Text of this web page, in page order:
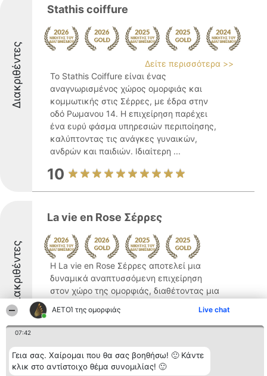
ΑΕΤΟΊ της ομορφιάς Live chat
07:42
Γεια σας. Χαίρομαι που θα σας βοηθήσω! 🙂 Κάντε
κλικ στο αντίστοιχο θέμα συνομιλίας! 🙂
Διακριθέντες
Stathis coiffure
Δείτε περισσότερα >>
Το Stathis Coiffure είναι ένας
αναγνωρισμένος χώρος ομορφιάς και
κομμωτικής στις Σέρρες, με έδρα στην
οδό Ρωμανου 14. Η επιχείρηση παρέχει
ένα ευρύ φάσμα υπηρεσιών περιποίησης,
καλύπτοντας τις ανάγκες γυναικών,
ανδρών και παιδιών. Ιδιαίτερη ...
10
Διακριθέντες
La vie en Rose Σέρρες
Η La vie en Rose Σέρρες αποτελεί μια
δυναμικά αναπτυσσόμενη επιχείρηση
στον χώρο της ομορφιάς, διαθέτοντας μια
προϊόντων. Η εταιρεία ξεχωρίζει για τη
χρήση φυσικών συστατικών,
9.8